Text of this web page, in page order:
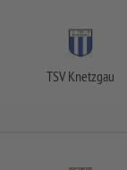
TSV Knetzgau